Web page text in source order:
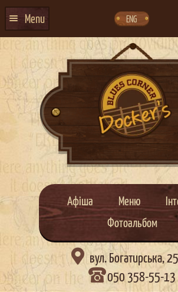
navigation
content
ENG
Menu
ГОЛОВНА
АФІША ЗАХОДІВ
КОНТАКТИ
ПРО НАС
ІВЕНТ-АГЕНЦІЯ ДОКЕР
КЕЙТЕРИНГ
НОВИНИ
DOCKER ДРЕСС-КОД
Афіша Меню
Фотоальбом
 вул. Богатирська, 25
050 358-55-13